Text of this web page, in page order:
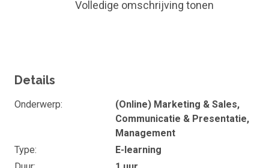
presentatieplan (middellanggetermijnplanning,
presentatie
Duur en studiebelasting
De e-learning 'Producten slim presenteren in de winkel' duurt
Volledige omschrijving tonen
Details
Onderwerp
(Online) Marketing & Sales,
Communicatie & Presentatie,
Management
Type
E-learning